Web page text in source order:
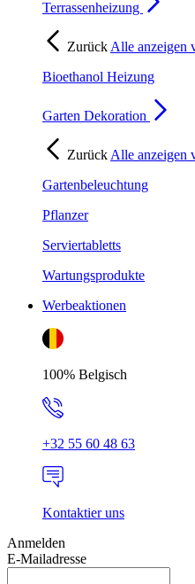
Terrassenheizung
Zurück Alle anzeigen
Bioethanol Heizung
Garten Dekoration
Zurück Alle anzeigen
Gartenbeleuchtung
Pflanzer
Serviertabletts
Wartungsprodukte
Werbeaktionen
100% Belgisch
+32 55 60 48 63
Kontaktier uns
Anmelden
E-Mailadresse